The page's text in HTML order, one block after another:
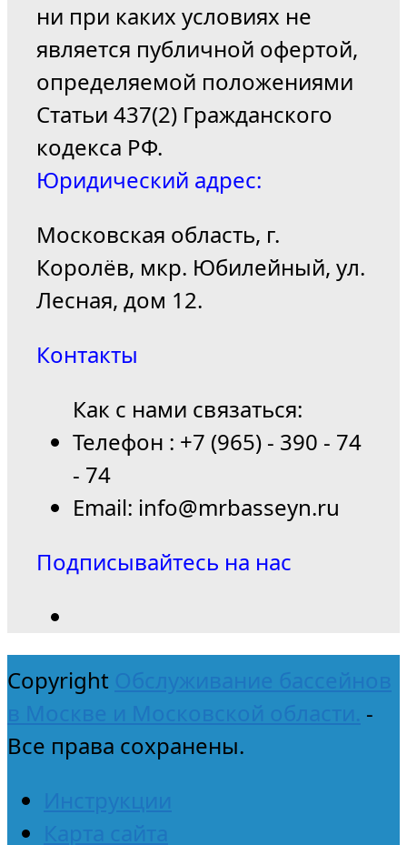
ни при каких условиях не
является публичной офертой,
определяемой положениями
Статьи 437(2) Гражданского
кодекса РФ.
Юридический адрес:
Московская область, г.
Королёв, мкр. Юбилейный, ул.
Лесная, дом 12.
Контакты
Как с нами связаться:
Телефон : +7 (965) - 390 - 74
- 74
Email: info@mrbasseyn.ru
Подписывайтесь на нас
Copyright Обслуживание бассейнов
в Москве и Московской области. -
Все права сохранены.
Инструкции
Карта сайта